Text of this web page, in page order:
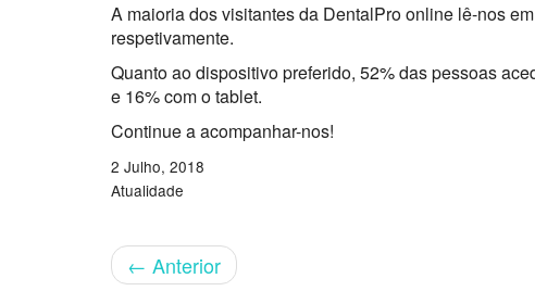
A maioria dos visitantes da DentalPro online lê-nos
respetivamente.
Quanto ao dispositivo preferido, 52% das pessoas
e 16% com o tablet.
Continue a acompanhar-nos!
2 Julho, 2018
Atualidade
← Anterior